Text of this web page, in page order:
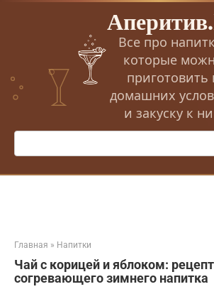
Перейти
Все про
которые
приготовить
домашних
и закуску к
Поиск:
Главная » Напитки
Чай с корицей и яблоком: рецепт
согревающего зимнего напитка